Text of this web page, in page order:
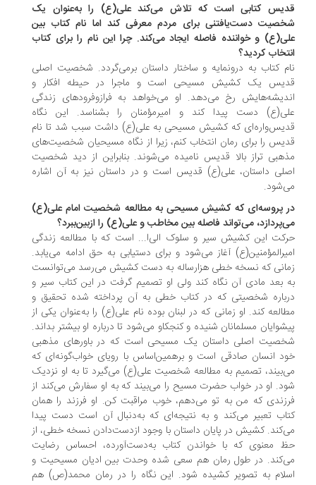
کتابی است که تلاش می‌کند علی(ع) را به‌عنوان یک
دست‌یافتنی برای مردم معرفی کند اما نام کتاب بین
و خواننده فاصله ایجاد می‌کند. چرا این نام را برای کتاب
کردید؟
کتاب به درونمایه و ساختار داستان برمی‌گردد. شخصیت اصلی
یک کشیش مسیحی است و ماجرا در حیطه افکار و
رخ می‌دهد. او می‌خواهد به فرازوفرودهای زندگی
دست پیدا کند و امیرمؤمنان را بشناسد. این نگاه
که کشیش مسیحی به علی(ع) داشت سبب شد تا نام
را برای رمان انتخاب کنم، زیرا از نگاه مسیحیان شخصیت‌های
تراز بالا قدیس نامیده می‌شوند. بنابراین از دید شخصیت
داستان، علی(ع) قدیس است و در داستان نیز به آن اشاره
پروسه‌ای که کشیش مسیحی به مطالعه شخصیت امام علی(ع)
می‌تواند فاصله بین مخاطب و علی(ع) را ازبین‌ببرد؟
این کشیش سیر و سلوک الی‌ا... است که با مطالعه زندگی
آغاز می‌شود و برای دستیابی به حق ادامه می‌یابد.
که نسخه خطی هزارساله به دست کشیش می‌رسد می‌توانست
بعد مادی آن نگاه کند ولی او تصمیم گرفت در این کتاب سیر و
شخصیتی که در کتاب خطی به آن پرداخته شده تحقیق و
کند. او زمانی که در لبنان بوده نام علی(ع) را به‌عنوان یکی از
مسلمانان شنیده و کنجکاو می‌شود تا درباره او بیشتر بداند.
اصلی داستان یک مسیحی است که در باورهای مذهبی
انسان صادقی است و برهمین‌اساس با رویای خواب‌گونه‌ای که
تصمیم به مطالعه شخصیت علی(ع) می‌گیرد تا به او نزدیک
او در خواب حضرت مسیح را می‌بیند که به او سفارش می‌کند از
که من به تو می‌دهم، خوب مراقبت کن. او فرزند را همان
تعبیر می‌کند و به نتیجه‌ای که به‌دنبال آن است دست پیدا
کشیش در پایان داستان با وجود ازدست‌دادن نسخه خطی، از
معنوی که با خواندن کتاب به‌دست‌آورده، احساس رضایت
در طول رمان هم سعی شده وحدت بین ادیان مسیحیت و
به تصویر کشیده شود. این نگاه را در رمان محمد(ص) هم